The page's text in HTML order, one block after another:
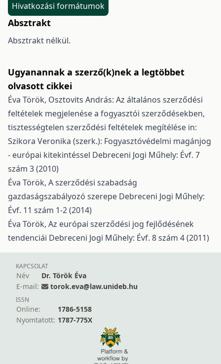
Hivatkozási formátumok
Absztrakt
Absztrakt nélkül.
Ugyanannak a szerző(k)nek a legtöbbet
olvasott cikkei
Éva Török, Osztovits András: Az általános szerződési
feltételek megjelenése a fogyasztói szerződésekben,
tisztességtelen szerződési feltételek megítélése in:
Szikora Veronika (szerk.): Fogyasztóvédelmi magánjog
- európai kitekintéssel Debreceni Jogi Műhely: Évf. 7
szám 3 (2010)
Éva Török, A szerződési szabadság
gazdaságszabályozó szerepe Debreceni Jogi Műhely:
Évf. 11 szám 1-2 (2014)
Éva Török, Az európai szerződési jog fejlődésének
tendenciái Debreceni Jogi Műhely: Évf. 8 szám 4 (2011)
KAPCSOLAT
Név
Dr. Török Éva
E-mail:
torok.eva@law.unideb.hu
ISSN
Online:
1786-5158
Nyomtatott: 1787-775X